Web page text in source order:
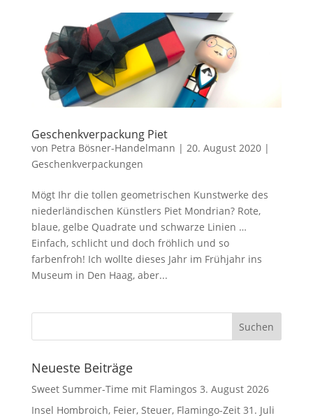
Geschenkverpackung Piet
von Petra Bösner-Handelmann | 20. August 2020|
Geschenkverpackungen
Mögt Ihr die tollen geometrischen Kunstwerke des
niederländischen Künstlers Piet Mondrian? Rote,
blaue, gelbe Quadrate und schwarze Linien …
Einfach, schlicht und doch fröhlich und so
farbenfroh! Ich wollte dieses Jahr im Frühjahr ins
Museum in Den Haag, aber...
Neueste Beiträge
Sweet Summer-Time mit Flamingos 3. August 2026
Insel Hombroich, Feier, Steuer, Flamingo-Zeit 31. Juli